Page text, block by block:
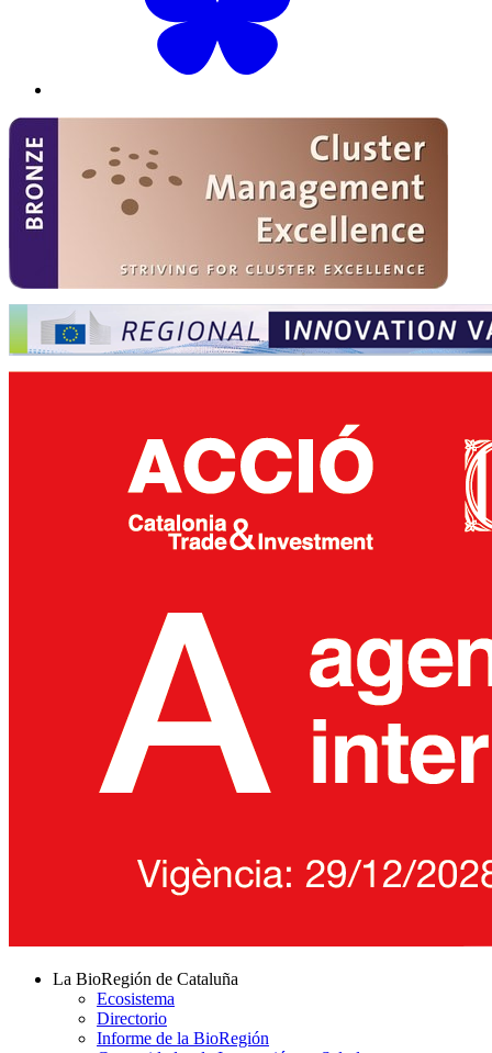
La BioRegión de Cataluña
Ecosistema
Directorio
Informe de la BioRegión